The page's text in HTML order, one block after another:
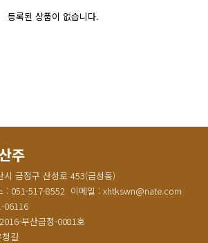
등록된 상품이 없습니다.
주
시 금정구 산성로 453(금성동)
: 051-517-8552 이메일 : xhtkswn@nate.com
06116
부산금정-0081호
길